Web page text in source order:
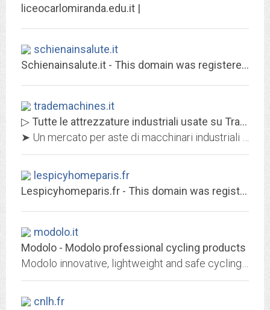
liceocarlomiranda.edu.it |
schienainsalute.it
Schienainsalute.it - This domain was registered with Match.it
trademachines.it
▷ Tutte le attrezzature industriali usate su TradeMachines
lespicyhomeparis.fr
Lespicyhomeparis.fr - This domain was registered with Match.it
modolo.it
Modolo - Modolo professional cycling products
cnlh.fr